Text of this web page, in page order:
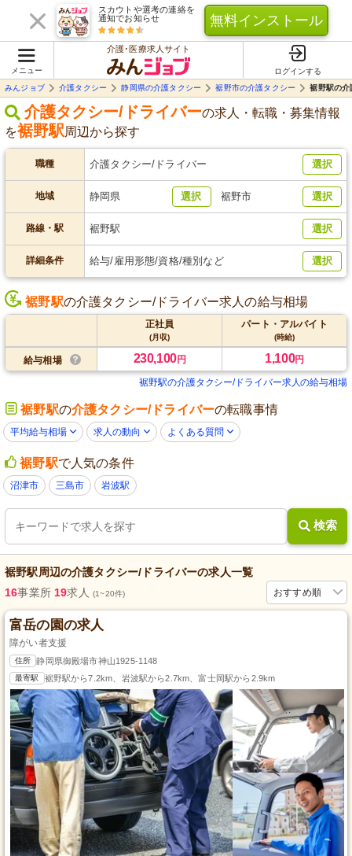
スカウトや選考の連絡を
通知でお知らせ
無料インストール
メニュー
介護･医療求人サイト
ログインする
みんジョブ
介護タクシー 静岡県の介護タクシー 裾野市の介護タクシー 裾野駅の介
介護タクシー/ドライバーの求人・転職・募集情報
を裾野駅周辺から探す
職種 介護タクシー/ドライバー 選択
地域 静岡県 選択 裾野市 選択
路線・駅 裾野駅 選択
詳細条件 給与/雇用形態/資格/種別など 選択
裾野駅の介護タクシー/ドライバー求人の給与相場
正社員
(月収)
パート・アルバイト
(時給)
給与相場 230,100円 1,100円
裾野駅の介護タクシー/ドライバー求人の給与相場
裾野駅の介護タクシー/ドライバーの転職事情
平均給与相場 求人の動向 よくある質問
裾野駅で人気の条件
沼津市 三島市 岩波駅
検索
裾野駅周辺の介護タクシー/ドライバーの求人一覧
おすすめ順
16事業所 19求人 (1~20件)
富岳の園の求人
障がい者支援
住所 静岡県御殿場市神山1925-1148
最寄駅 裾野駅から7.2km、岩波駅から2.7km、富士岡駅から2.9km